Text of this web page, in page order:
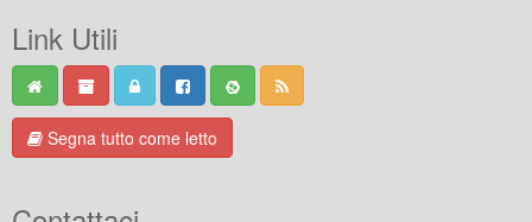
Link Utili
Segna tutto come letto